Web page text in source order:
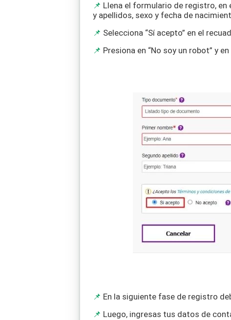
Llena el formulario de registro,
y apellidos, sexo y fecha de
Selecciona “Sí acepto” en el
Presiona en “No soy un robot” y en
En la siguiente fase de registro
Luego, ingresas tus datos de